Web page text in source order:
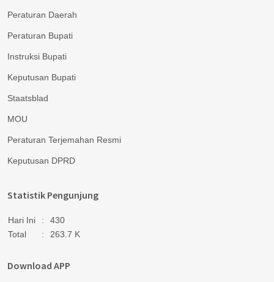
Peraturan Daerah
Peraturan Bupati
Instruksi Bupati
Keputusan Bupati
Staatsblad
MOU
Peraturan Terjemahan Resmi
Keputusan DPRD
Statistik Pengunjung
Hari Ini :
430
Total
: 263.7 K
Download APP